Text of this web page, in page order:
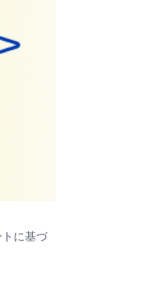
に基づ